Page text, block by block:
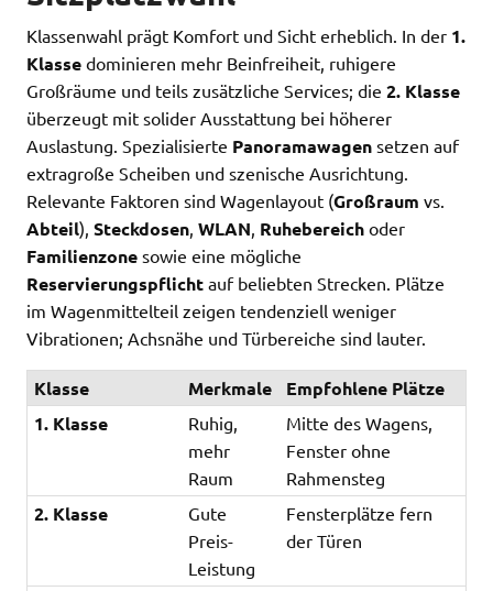
Klassenwahl prägt Komfort und Sicht erheblich. In der 1.
Klasse dominieren mehr Beinfreiheit, ruhigere
Großräume und teils zusätzliche Services; die 2. Klasse
überzeugt mit solider Ausstattung bei höherer
Auslastung. Spezialisierte Panoramawagen setzen auf
extragroße Scheiben und szenische Ausrichtung.
Relevante Faktoren sind Wagenlayout (Großraum vs.
Abteil), Steckdosen, WLAN, Ruhebereich oder
Familienzone sowie eine mögliche
Reservierungspflicht auf beliebten Strecken. Plätze
im Wagenmittelteil zeigen tendenziell weniger
Vibrationen; Achsnähe und Türbereiche sind lauter.
Klasse Merkmale
Empfohlene Plätze
1. Klasse
Ruhig,
mehr
Raum
Mitte des Wagens,
Fenster ohne
Rahmensteg
2. Klasse
Gute
Preis-
Leistung
Fensterplätze fern
der Türen